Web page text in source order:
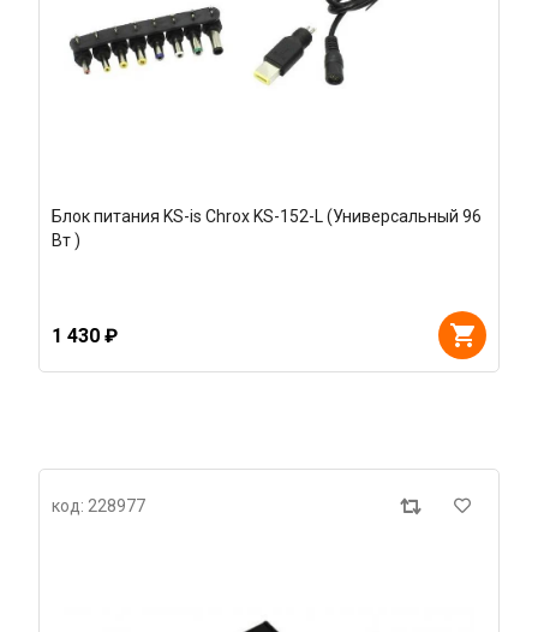
Блок питания KS-is Chrox KS-152-L (Универсальный 96
Вт )
1 430 ₽
код: 228977